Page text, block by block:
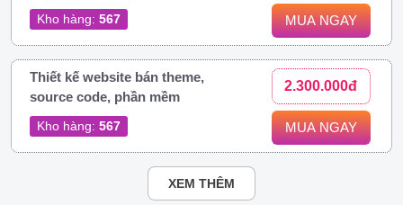
Kho hàng: 567 MUA NGAY
Thiết kế website bán theme,
source code, phần mềm
Kho hàng: 567
2.300.000đ
MUA NGAY
XEM THÊM